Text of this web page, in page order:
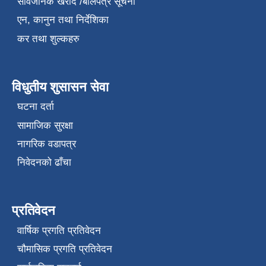
एन, कानुन तथा निर्देशिका
कर तथा शुल्कहरु
विधुतीय शुसासन सेवा
घटना दर्ता
सामाजिक सुरक्षा
नागरिक वडापत्र
निवेदनको ढाँचा
प्रतिवेदन
वार्षिक प्रगति प्रतिवेदन
चौमासिक प्रगति प्रतिवेदन